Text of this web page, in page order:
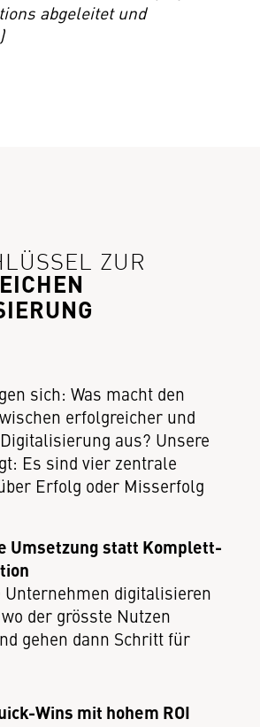
abgeleitet und
ZUR
sich: Was macht den
erfolgreicher und
aus? Unsere
Es sind vier zentrale
Erfolg oder Misserfolg
Umsetzung statt Komplett-
Unternehmen digitalisieren
der grösste Nutzen
gehen dann Schritt für
Wins mit hohem ROI